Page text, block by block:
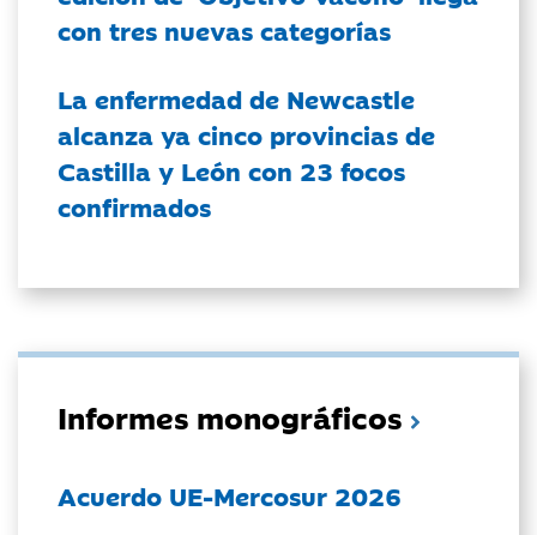
con tres nuevas categorías
La enfermedad de Newcastle
alcanza ya cinco provincias de
Castilla y León con 23 focos
confirmados
Informes monográficos
Acuerdo UE-Mercosur 2026